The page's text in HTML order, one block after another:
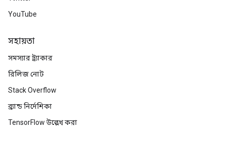
YouTube
সহায়তা
সমস্যার ট্র্যাকার
রিলিজ নোট
Stack Overflow
ব্র্যান্ড নির্দেশিকা
TensorFlow উল্লেখ করা